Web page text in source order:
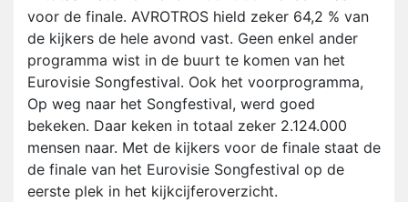
voor de finale. AVROTROS hield zeker 64,2 % van
de kijkers de hele avond vast. Geen enkel ander
programma wist in de buurt te komen van het
Eurovisie Songfestival. Ook het voorprogramma,
Op weg naar het Songfestival, werd goed
bekeken. Daar keken in totaal zeker 2.124.000
mensen naar. Met de kijkers voor de finale staat de
de finale van het Eurovisie Songfestival op de
eerste plek in het kijkcijferoverzicht.